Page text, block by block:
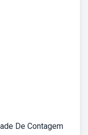
De Contagem